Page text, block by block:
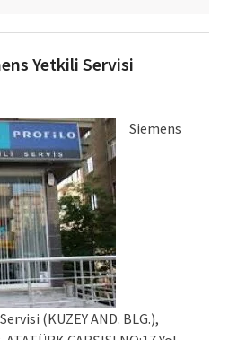
Yetkili Servisi
Siemens
(KUZEY AND. BLG.),